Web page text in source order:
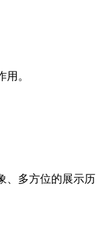
。
、多方位的展示历